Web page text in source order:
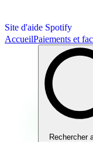
Site d'aide Spotify
AccueilPaiements et
Rechercher